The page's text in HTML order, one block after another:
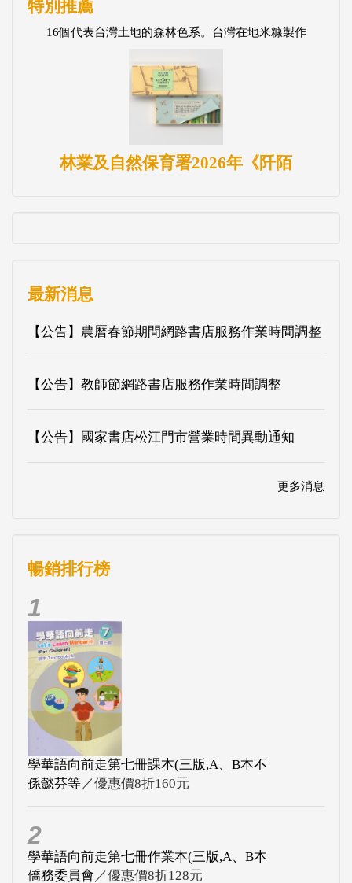
特別推薦
16個代表台灣土地的森林色系。台灣在地米糠製作
林業及自然保育署2026年《阡陌
最新消息
【公告】農曆春節期間網路書店服務作業時間調整
【公告】教師節網路書店服務作業時間調整
【公告】國家書店松江門市營業時間異動通知
更多消息
暢銷排行榜
1
學華語向前走第七冊課本(三版,A、B本不
孫懿芬等／優惠價8折160元
2
學華語向前走第七冊作業本(三版,A、B本
僑務委員會 ／優惠價8折128元